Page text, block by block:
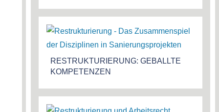
RESTRUKTURIERUNG: GEBALLTE
KOMPETENZEN